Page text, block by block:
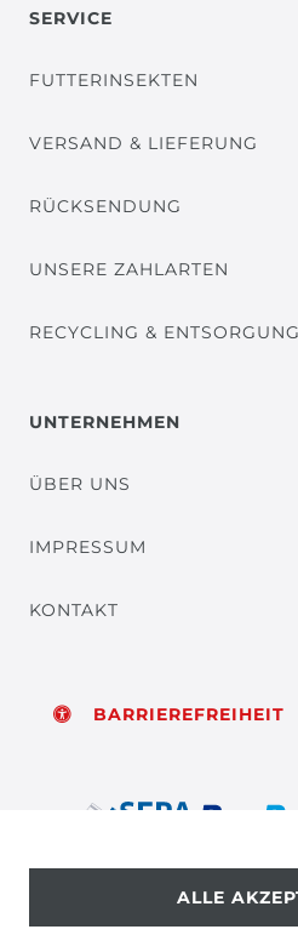
SERVICE
FUTTERINSEKTEN
VERSAND & LIEFERUNG
RÜCKSENDUNG
UNSERE ZAHLARTEN
RECYCLING & ENTSORGUNG
UNTERNEHMEN
ÜBER UNS
IMPRESSUM
KONTAKT
BARRIEREFREIHEIT
© Copyright 2026 | Alle
ALLE